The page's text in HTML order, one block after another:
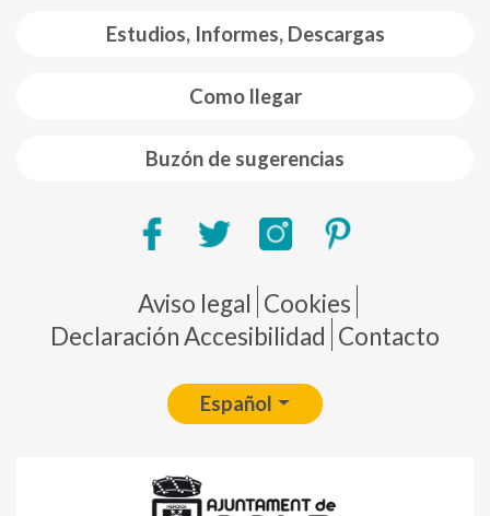
Estudios, Informes, Descargas
Como llegar
Buzón de sugerencias
Pie de página
Aviso legal Cookies
Declaración Accesibilidad Contacto
Español